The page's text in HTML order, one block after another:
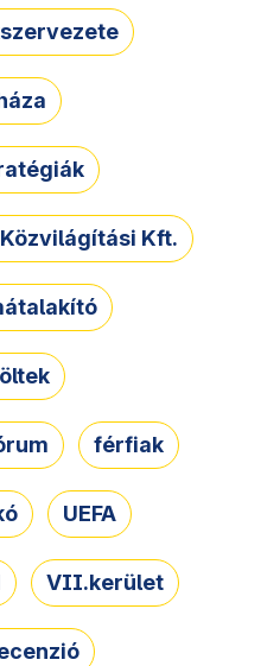
Kft.
férfiak
UEFA
VII.kerület